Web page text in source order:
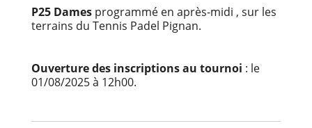
P25 Dames programmé en après-midi , sur les
terrains du Tennis Padel Pignan.
Ouverture des inscriptions au tournoi : le
01/08/2025 à 12h00.